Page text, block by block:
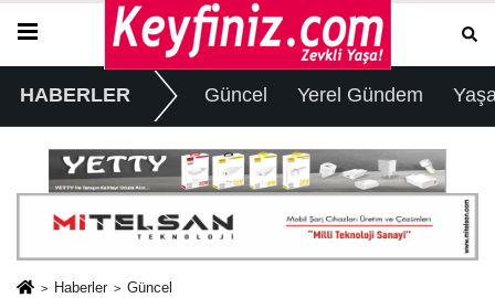
HABERLER Güncel Yerel Gündem
Haberler Güncel